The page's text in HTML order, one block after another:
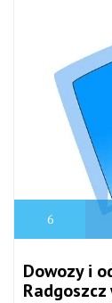
6
Dowozy i